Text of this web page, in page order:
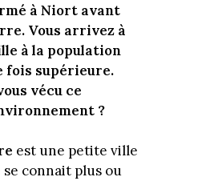
à Niort avant
Vous arrivez à
à la population
fois supérieure.
vécu ce
?
est une petite ville
connait plus ou